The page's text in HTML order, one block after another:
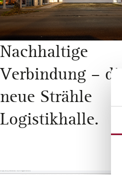
Nachhaltige
Verbindung – die
neue Strähle
Logistikhalle.